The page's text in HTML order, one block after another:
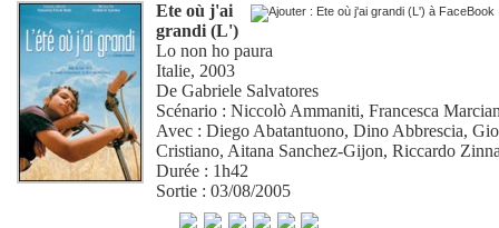
Ete où j'ai
grandi (L')
Lo non ho paura
Italie, 2003
DeGabriele Salvatores
Scénario :Niccolò Ammaniti,Francesca
Avec :Diego Abatantuono,Dino Abbrescia,
Cristiano, Aitana Sanchez-Gijon,Riccardo
Durée : 1h42
Sortie : 03/08/2005